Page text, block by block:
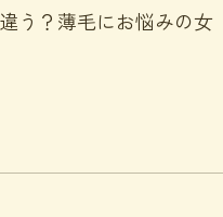
う？薄毛にお悩みの女